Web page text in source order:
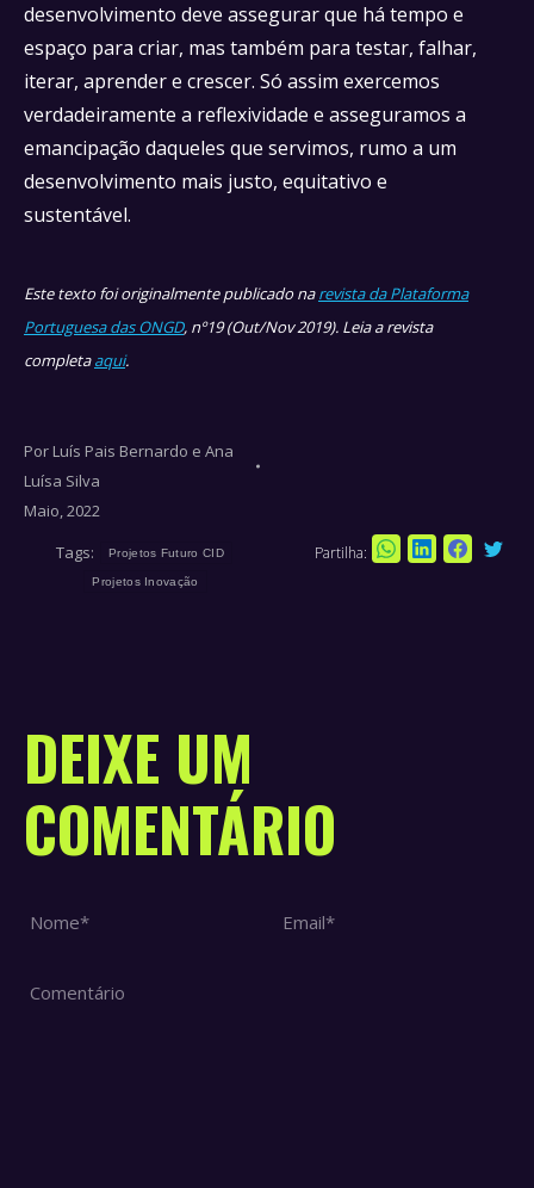
desenvolvimento deve assegurar que há tempo e
espaço para criar, mas também para testar, falhar,
iterar, aprender e crescer. Só assim exercemos
verdadeiramente a reflexividade e asseguramos a
emancipação daqueles que servimos, rumo a um
desenvolvimento mais justo, equitativo e
sustentável.
Este texto foi originalmente publicado narevista da Plataforma
Portuguesa das ONGD, nº19 (Out/Nov 2019). Leia a revista
completaaqui.
Por Luís Pais Bernardo e Ana
Luísa Silva
Maio, 2022
Tags:
Projetos Futuro CID
Projetos Inovação
Partilha:
ShareShareShare
DEIXE UM
COMENTÁRIO
Comentário
Nome * Email *